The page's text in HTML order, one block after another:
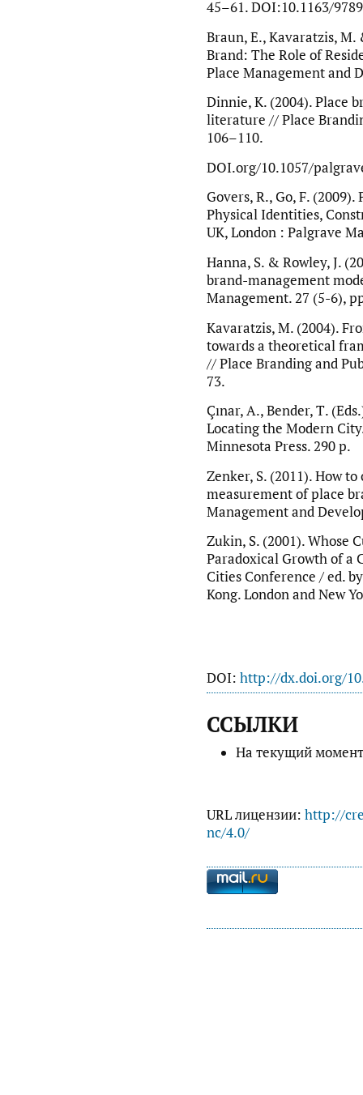
45–61. DOI:10.1163/
Braun, E., Kavaratzis,
Brand: The Role of
Place Management and
Dinnie, K. (2004). Place
literature // Place
106–110.
DOI.org/10.1057/
Govers, R., Go, F.
Physical Identities,
UK, London : Palgrave
Hanna, S. & Rowley, J.
brand-management
Management. 27 (5-6),
Kavaratzis, M. (2004).
towards a theoretical
// Place Branding and
73.
Çınar, А., Bender, Т.
Locating the Modern
Minnesota Press. 290 p.
Zenker, S. (2011). How
measurement of place
Management and
Zukin, S. (2001). Whose
Paradoxical Growth of a
Cities Conference / ed.
Kong. London and New
DOI: http://dx.doi.org/
ССЫЛКИ
На текущий
URL лицензии: http://
nc/4.0/